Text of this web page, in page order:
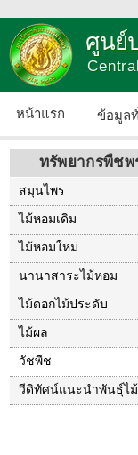
ศูนย์
หน้าแรก ข้อมูล
ทรัพยากรพืช
สมุนไพร
ไม้หอมเดิม
ไม้หอมใหม่
นานาสาระไม้หอม
ไม้ดอกไม้ประดับ
ไม้ผล
วัชพืช
วีดิทัศน์แนะนำพันธุ์ไม้